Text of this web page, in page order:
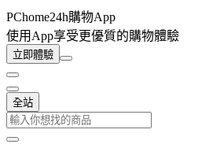
PChome24h購物App
使用App享受更優質的購物體驗
立即體驗
全站